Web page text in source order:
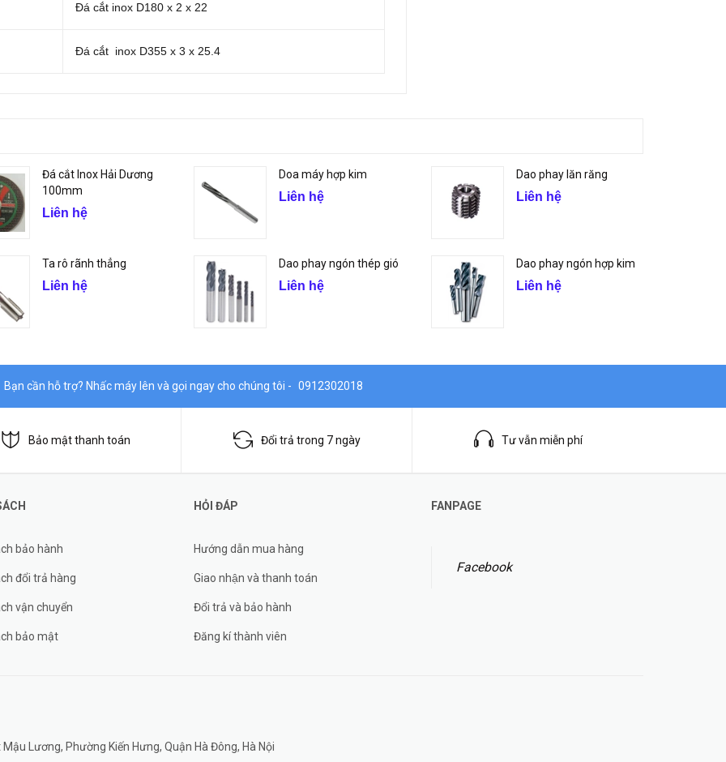
Đá cắt inox D180 x 2 x 22
Đá cắt inox D355 x 3 x 25.4
Đá cắt Inox Hải Dương
100mm
Liên hệ
Doa máy hợp kim
Liên hệ
Dao phay lăn răng
Liên hệ
Ta rô rãnh thẳng
Liên hệ
Dao phay ngón thép gió
Liên hệ
Dao phay ngón hợp kim
Liên hệ
Bạn cần hỗ trợ? Nhấc máy lên và gọi ngay cho chúng tôi - 0912302018
Bảo mật thanh toán Đổi trả trong 7 ngày Tư vẫn miễn phí
bảo hành
đổi trả hàng
vận chuyển
bảo mật
HỎI ĐÁP
Hướng dẫn mua hàng
Giao nhận và thanh toán
Đổi trả và bảo hành
Đăng kí thành viên
FANPAGE
Facebook
Lương, Phường Kiến Hưng, Quận Hà Đông, Hà Nội